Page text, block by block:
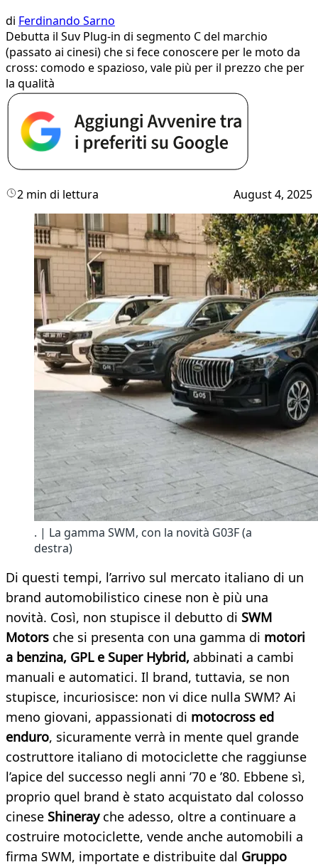
di Ferdinando Sarno
Debutta il Suv Plug-in di segmento C del marchio
(passato ai cinesi) che si fece conoscere per le moto da
cross: comodo e spazioso, vale più per il prezzo che per
la qualità
2 min di lettura August 4, 2025
. | La gamma SWM, con la novità G03F (a
destra)
Di questi tempi, l’arrivo sul mercato italiano di un
brand automobilistico cinese non è più una
novità. Così, non stupisce il debutto di SWM
Motors che si presenta con una gamma di motori
a benzina, GPL e Super Hybrid, abbinati a cambi
manuali e automatici. Il brand, tuttavia, se non
stupisce, incuriosisce: non vi dice nulla SWM? Ai
meno giovani, appassionati di motocross ed
enduro, sicuramente verrà in mente quel grande
costruttore italiano di motociclette che raggiunse
l’apice del successo negli anni ’70 e ’80. Ebbene sì,
proprio quel brand è stato acquistato dal colosso
cinese Shinerayche adesso, oltre a continuare a
costruire motociclette, vende anche automobili a
firma SWM, importate e distribuite dal Gruppo